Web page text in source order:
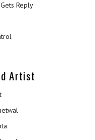
Reply
Artist